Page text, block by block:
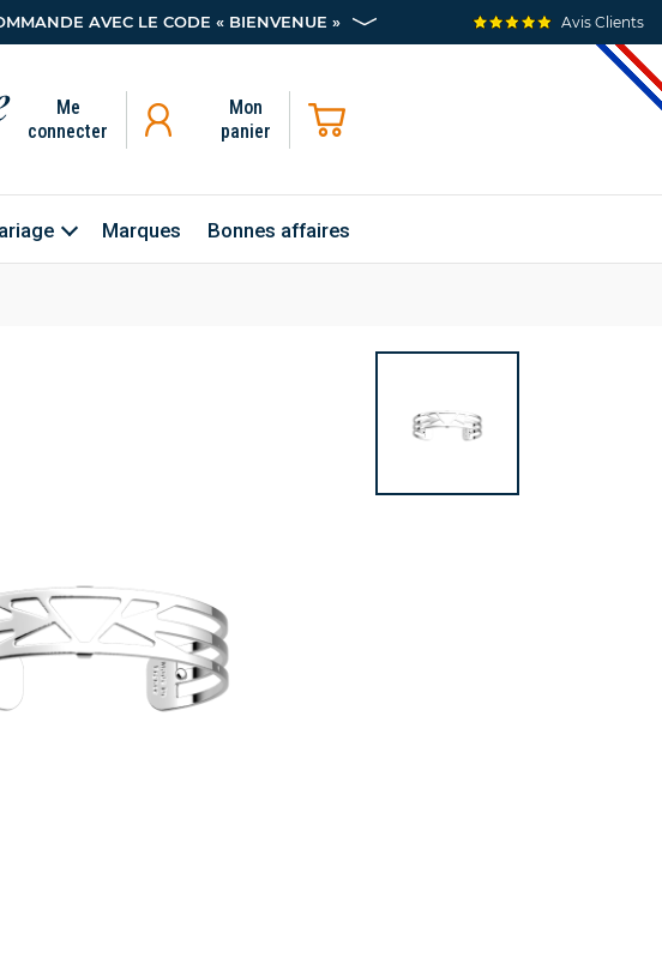
AVEC LE CODE « BIENVENUE » Avis Clients
Me
connecter
Mon
panier
Marques Bonnes affaires